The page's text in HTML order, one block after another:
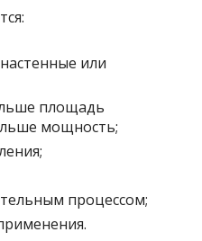
или
площадь
мощность;
процессом;